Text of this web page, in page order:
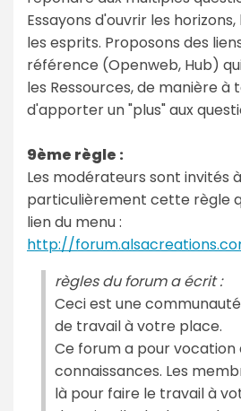
Essayons d'ouvrir les
les esprits. Proposons des
référence (Openweb, Hub)
les Ressources, de manière à
d'apporter un "plus" aux
9ème règle :
Les modérateurs sont invités
particulièrement cette règle
lien du menu :
http://
règles du forum a écrit :
Ceci est une
de travail à votre place.
Ce forum a pour vocation
connaissances. Les
là pour faire le travail à